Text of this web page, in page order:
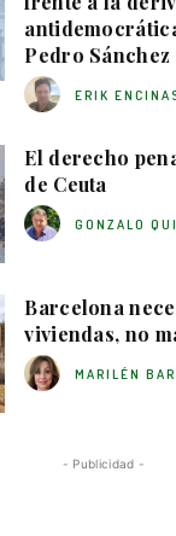
Pedro Sánchez
ERIK
El derecho
de Ceuta
GONZALO
Barcelona
viviendas, no
MARILÉN
- Publicidad -